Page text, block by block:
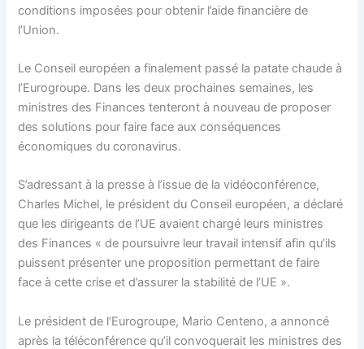
conditions imposées pour obtenir l’aide financière de
l’Union.
Le Conseil européen a finalement passé la patate chaude à
l’Eurogroupe. Dans les deux prochaines semaines, les
ministres des Finances tenteront à nouveau de proposer
des solutions pour faire face aux conséquences
économiques du coronavirus.
S’adressant à la presse à l’issue de la vidéoconférence,
Charles Michel, le président du Conseil européen, a déclaré
que les dirigeants de l’UE avaient chargé leurs ministres
des Finances « de poursuivre leur travail intensif afin qu’ils
puissent présenter une proposition permettant de faire
face à cette crise et d’assurer la stabilité de l’UE ».
Le président de l’Eurogroupe, Mario Centeno, a annoncé
après la téléconférence qu’il convoquerait les ministres des